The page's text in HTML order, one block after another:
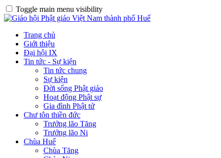
Toggle main menu visibility
Trang chủ
Giới thiệu
Đại hội IX
Tin tức - Sự kiện
Tin tức chung
Sự kiện
Đời sống Phật giáo
Hoạt động Phật sự
Gia đình Phật tử
Chư tôn thiền đức
Trưởng lão Tăng
Trưởng lão Ni
Chùa Huế
Chùa Tăng